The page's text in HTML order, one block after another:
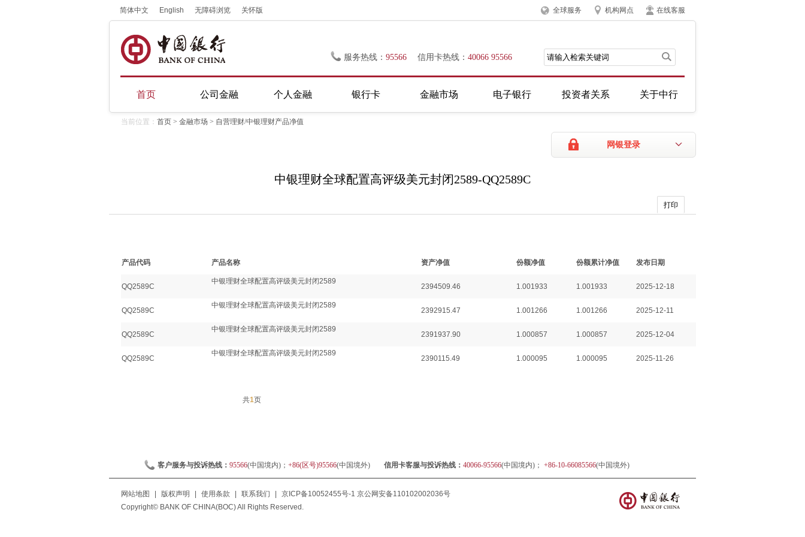
简体中文 English 无障碍浏览 关怀版 全球服务 机构网点 在线客服
服务热线： 95566 信用卡热线： 40066 95566
首页 公司金融 个人金融 银行卡 金融市场 电子银行 投资者关系 关于中行
当前位置： 首页 > 金融市场 > 自营理财/中银理财产品净值
网银登录
中银理财全球配置高评级美元封闭2589-QQ2589C
打印
产品代码 产品名称 资产净值 份额净值 份额累计净值 发布日期
QQ2589C
中银理财全球配置高评级美元封闭2589
2394509.46 1.001933 1.001933 2025-12-18
QQ2589C
中银理财全球配置高评级美元封闭2589
2392915.47 1.001266 1.001266 2025-12-11
QQ2589C
中银理财全球配置高评级美元封闭2589
2391937.90 1.000857 1.000857 2025-12-04
QQ2589C
中银理财全球配置高评级美元封闭2589
2390115.49 1.000095 1.000095 2025-11-26
共1页
客户服务与投诉热线： 95566(中国境内)； +86(区号)95566(中国境外) 信用卡客服与投诉热线： 40066-95566(中国境内)； +86-10-66085566(中国境外)
网站地图 版权声明 使用条款 联系我们 京ICP备10052455号-1 京公网安备110102002036号
Copyright© BANK OF CHINA(BOC) All Rights Reserved.